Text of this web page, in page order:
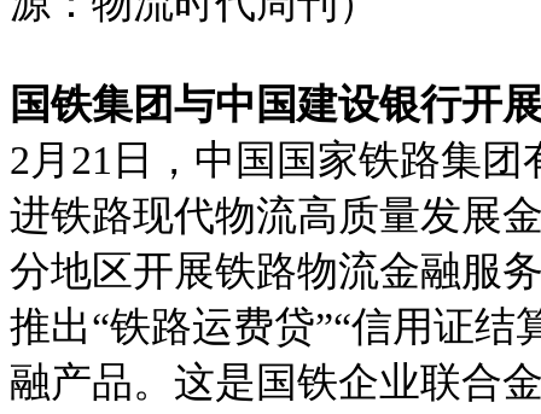
国铁集团与中国建设银行开
2月21日，中国国家铁路集
进铁路现代物流高质量发展
分地区开展铁路物流金融服
推出“铁路运费贷”“信用证结
融产品。这是国铁企业联合